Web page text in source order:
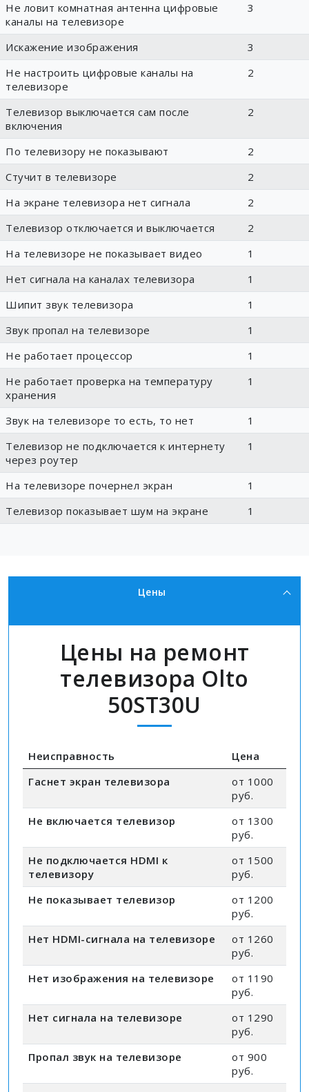
Не ловит комнатная антенна цифровые
каналы на телевизоре
3
Искажение изображения
3
Не настроить цифровые каналы на
телевизоре
2
Телевизор выключается сам после
включения
2
По телевизору не показывают
2
Стучит в телевизоре
2
На экране телевизора нет сигнала
2
Телевизор отключается и выключается
2
На телевизоре не показывает видео
1
Нет сигнала на каналах телевизора
1
Шипит звук телевизора
1
Звук пропал на телевизоре
1
Не работает процессор
1
Не работает проверка на температуру
хранения
1
Звук на телевизоре то есть, то нет
1
Телевизор не подключается к интернету
через роутер
1
На телевизоре почернел экран
1
Телевизор показывает шум на экране
1
Цены
Цены на ремонт
телевизора Olto
50ST30U
Неисправность
Цена
Гаснет экран телевизора
от 1000
руб.
Не включается телевизор
от 1300
руб.
Не подключается HDMI к
телевизору
от 1500
руб.
Не показывает телевизор
от 1200
руб.
Нет HDMI-сигнала на телевизоре
от 1260
руб.
Нет изображения на телевизоре
от 1190
руб.
Нет сигнала на телевизоре
от 1290
руб.
Пропал звук на телевизоре
от 900
руб.